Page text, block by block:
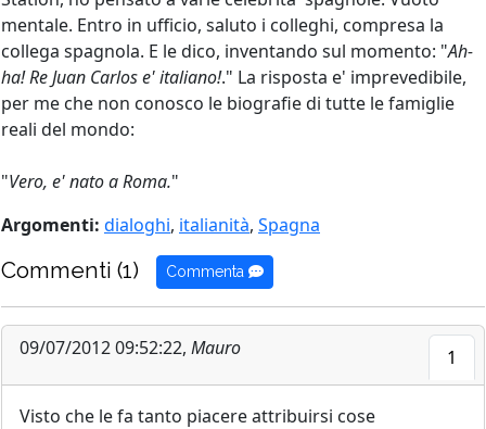
mentale. Entro in ufficio, saluto i colleghi, compresa la
collega spagnola. E le dico, inventando sul momento: "Ah-
ha! Re Juan Carlos e' italiano!." La risposta e' imprevedibile,
per me che non conosco le biografie di tutte le famiglie
reali del mondo:
"Vero, e' nato a Roma."
Argomenti: dialoghi, italianità, Spagna
Commenti (1) Commenta
09/07/2012 09:52:22, Mauro 1
Visto che le fa tanto piacere attribuirsi cose